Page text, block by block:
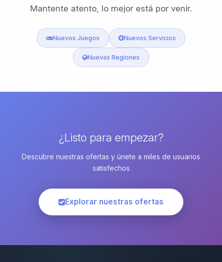
Mantente atento, lo mejor está por venir.
Nuevos Juegos Nuevos Servicios
Nuevas Regiones
¿Listo para empezar?
Descubre nuestras ofertas y únete a miles de usuarios
satisfechos
Explorar nuestras ofertas